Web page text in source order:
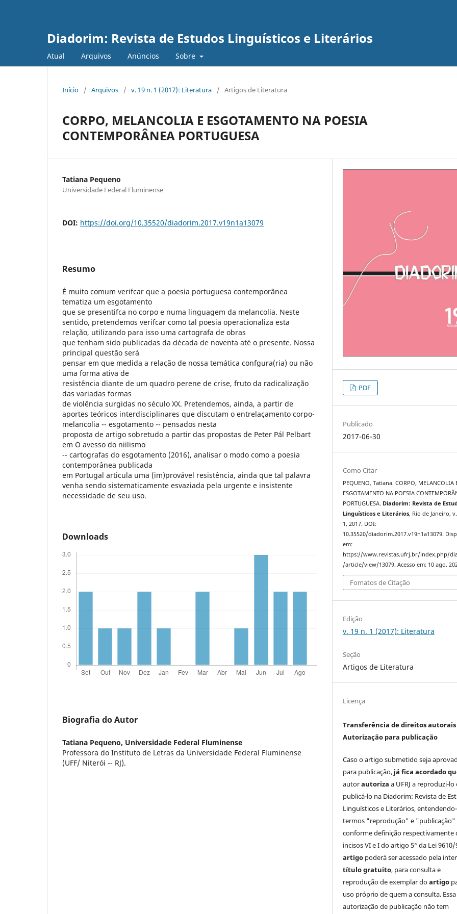
Diadorim: Revista de Estudos Linguísticos e Literários
Atual Arquivos Anúncios Sobre
Início / Arquivos / v. 19 n. 1 (2017): Literatura / Artigos de Literatura
CORPO, MELANCOLIA E ESGOTAMENTO NA POESIA
CONTEMPORÂNEA PORTUGUESA
Tatiana Pequeno
Universidade Federal Fluminense
DOI: https://doi.org/10.35520/diadorim.2017.v19n1a13079
Resumo
É muito comum verifcar que a poesia portuguesa contemporânea
tematiza um esgotamento
que se presentifca no corpo e numa linguagem da melancolia. Neste
sentido, pretendemos verifcar como tal poesia operacionaliza esta
relação, utilizando para isso uma cartografa de obras
que tenham sido publicadas da década de noventa até o presente. Nossa
principal questão será
pensar em que medida a relação de nossa temática confgura(ria) ou não
uma forma ativa de
resistência diante de um quadro perene de crise, fruto da radicalização
das variadas formas
de violência surgidas no século XX. Pretendemos, ainda, a partir de
aportes teóricos interdisciplinares que discutam o entrelaçamento corpo-
melancolia -- esgotamento -- pensados nesta
proposta de artigo sobretudo a partir das propostas de Peter Pál Pelbart
em O avesso do niilismo
-- cartografas do esgotamento (2016), analisar o modo como a poesia
contemporânea publicada
em Portugal articula uma (im)provável resistência, ainda que tal palavra
venha sendo sistematicamente esvaziada pela urgente e insistente
necessidade de seu uso.
Downloads
Biografia do Autor
Tatiana Pequeno, Universidade Federal Fluminense
Professora do Instituto de Letras da Universidade Federal Fluminense
(UFF/ Niterói -- RJ).
PDF
Publicado
2017-06-30
Como Citar
PEQUENO, Tatiana. CORPO, MELANCOLIA
ESGOTAMENTO NA POESIA
PORTUGUESA. Diadorim: Revista de
Linguísticos e Literários, Rio de Janeiro,
1, 2017. DOI:
10.35520/diadorim.2017.v19n1a13079.
em:
https://www.revistas.ufrj.br/index.php/
/article/view/13079. Acesso em: 10 ago.
Fomatos de Citação
Edição
v. 19 n. 1 (2017): Literatura
Seção
Artigos de Literatura
Licença
Transferência de direitos autorais
Autorização para publicação
Caso o artigo submetido seja
para publicação, já fica acordado
autorautoriza a UFRJ a reproduzi-lo
publicá-lo na Diadorim: Revista de
Linguísticos e Literários,
termos "reprodução" e "publicação"
conforme definição respectivamente
incisos VI e I do artigo 5° da Lei 9610/
artigo poderá ser acessado pela
título gratuito, para consulta e
reprodução de exemplar doartigo
uso próprio de quem a consulta. Essa
autorização de publicação não tem